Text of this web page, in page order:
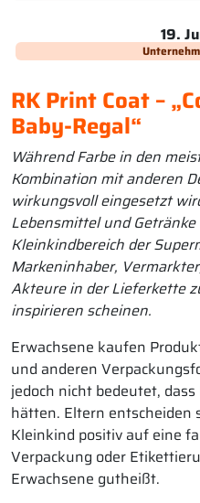
19.
RK Print Coat –
Baby-Regal“
Während Farbe in den
Kombination mit anderen
wirkungsvoll eingesetzt
Lebensmittel und
Kleinkindbereich der
Markeninhaber,
Akteure in der Lieferkette
inspirieren scheinen.
Erwachsene kaufen
und anderen
jedoch nicht bedeutet,
hätten. Eltern entscheiden
Kleinkind positiv auf eine
Verpackung oder
Erwachsene gutheißt.